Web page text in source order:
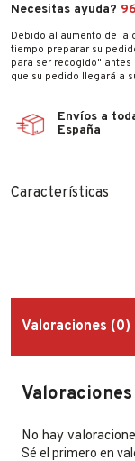
Necesitas ayuda?
Debido al aumento de la
tiempo preparar su
para ser recogido" antes
que su pedido llegará a
Envíos a
España
Características
Valoraciones (0)
Valoraciones
No hay
Sé el primero en